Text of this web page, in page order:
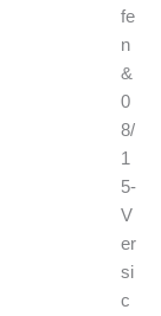
fe
n
&
0
8/
1
5-
V
er
si
c